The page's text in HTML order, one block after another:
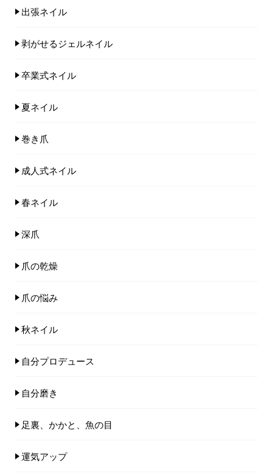
出張ネイル
剥がせるジェルネイル
卒業式ネイル
夏ネイル
巻き爪
成人式ネイル
春ネイル
深爪
爪の乾燥
爪の悩み
秋ネイル
自分プロデュース
自分磨き
足裏、かかと、魚の目
運気アップ